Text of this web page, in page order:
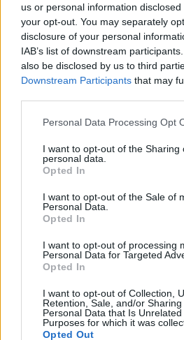
us or personal information
your opt-out. You may separately
disclosure of your personal
IAB’s list of downstream
also be disclosed by us to third
Downstream Participants that may
Personal Data Processing Opt
I want to opt-out of the Sharing
personal data.
Opted In
I want to opt-out of the Sale of
Personal Data.
Opted In
I want to opt-out of processing
Personal Data for Targeted
Opted In
I want to opt-out of Collection,
Retention, Sale, and/or
Personal Data that Is
Purposes for which it was
Opted Out
Accedio registratiper
articolo.
L'email è richiesta ma non verrà mostrata ai
commento esprime il pensiero dell'autore e
di VareseNews.it, che rimane autonoma e
commenti non sono testi giornalistici, ma post
possono essere automaticamente pubblicati
che includano uno o più link a siti esterni
ALTRE NOTIZIE DI